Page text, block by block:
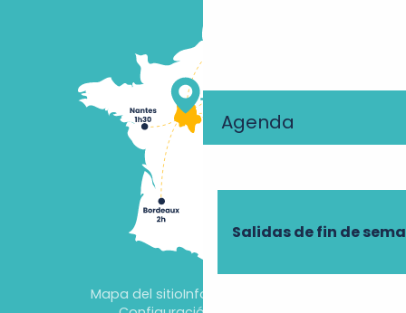
Agenda
Salidas de fin de
Mapa del sitioInformación jurídica